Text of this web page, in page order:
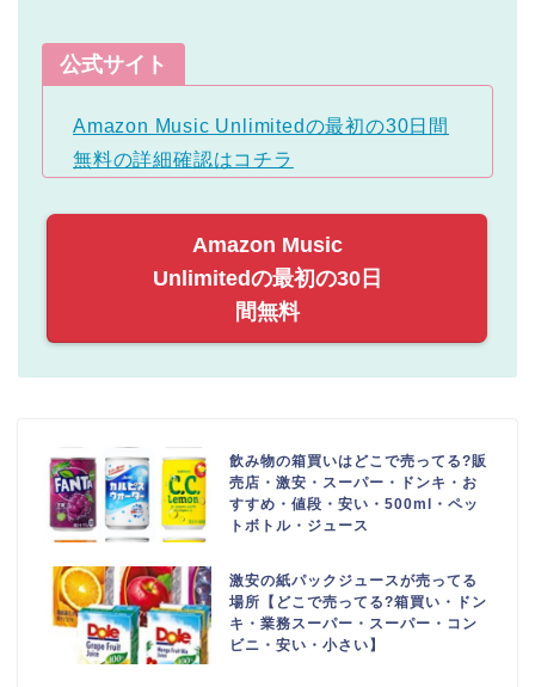
公式サイト
Amazon Music Unlimitedの最初の30日間
無料の詳細確認はコチラ
Amazon Music
Unlimitedの最初の30日
間無料
飲み物の箱買いはどこで売ってる?販
売店・激安・スーパー・ドンキ・お
すすめ・値段・安い・500ml・ペッ
トボトル・ジュース
激安の紙パックジュースが売ってる
場所【どこで売ってる?箱買い・ドン
キ・業務スーパー・スーパー・コン
ビニ・安い・小さい】